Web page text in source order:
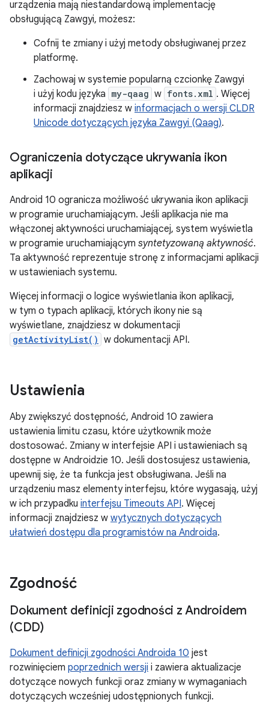
urządzenia mają niestandardową implementację
obsługującą Zawgyi, możesz:
Cofnij te zmiany i użyj metody obsługiwanej przez
platformę.
Zachowaj w systemie popularną czcionkę Zawgyi
i użyj kodu języka my-qaag w fonts.xml . Więcej
informacji znajdziesz w informacjach o wersji CLDR
Unicode dotyczących języka Zawgyi (Qaag).
Ograniczenia dotyczące ukrywania ikon
aplikacji
Android 10 ogranicza możliwość ukrywania ikon aplikacji
w programie uruchamiającym. Jeśli aplikacja nie ma
włączonej aktywności uruchamiającej, system wyświetla
w programie uruchamiającym syntetyzowaną aktywność.
Ta aktywność reprezentuje stronę z informacjami aplikacji
w ustawieniach systemu.
Więcej informacji o logice wyświetlania ikon aplikacji,
w tym o typach aplikacji, których ikony nie są
wyświetlane, znajdziesz w dokumentacji
getActivityList() w dokumentacji API.
Ustawienia
Aby zwiększyć dostępność, Android 10 zawiera
ustawienia limitu czasu, które użytkownik może
dostosować. Zmiany w interfejsie API i ustawieniach są
dostępne w Androidzie 10. Jeśli dostosujesz ustawienia,
upewnij się, że ta funkcja jest obsługiwana. Jeśli na
urządzeniu masz elementy interfejsu, które wygasają, użyj
w ich przypadku interfejsu Timeouts API. Więcej
informacji znajdziesz w wytycznych dotyczących
ułatwień dostępu dla programistów na Androida.
Zgodność
Dokument definicji zgodności z Androidem
(CDD)
Dokument definicji zgodności Androida 10 jest
rozwinięciem poprzednich wersji i zawiera aktualizacje
dotyczące nowych funkcji oraz zmiany w wymaganiach
dotyczących wcześniej udostępnionych funkcji.